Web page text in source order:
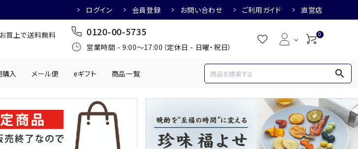
ログイン 会員登録 お問い合わせ ご利用ガイド 直営店
買上で送料無料 0120-00-5735
営業時間 - 9:00～17:00（定休日 - 日曜・祝日）
0
乳製品 かわきもの
日本酒におすすめ 焼酎におすすめ
円 1,001円～2,000円 2,001円～3,000円 3,001円～4,000円
購入 メール便 eギフト 商品一覧 search